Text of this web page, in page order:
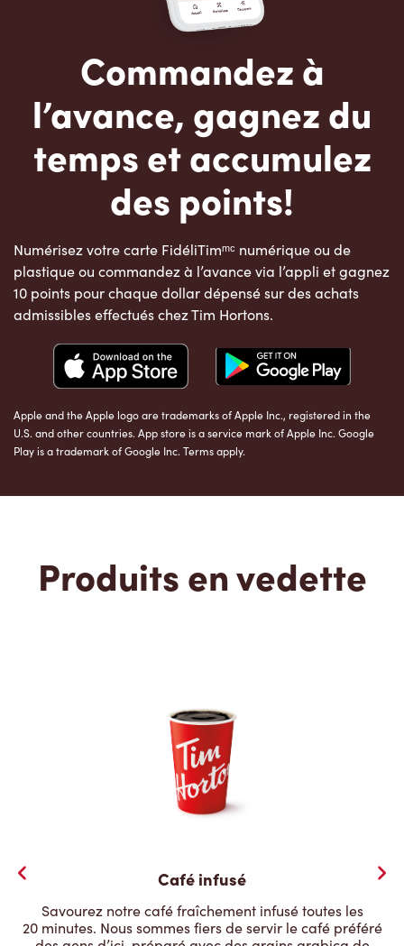
Commandez à
l’avance, gagnez du
temps et accumulez
des points!
Numérisez votre carte FidéliTimᵐᶜ numérique ou de
plastique ou commandez à l’avance via l’appli et gagnez
10 points pour chaque dollar dépensé sur des achats
admissibles effectués chez Tim Hortons.
Apple and the Apple logo are trademarks of Apple Inc., registered in the
U.S. and other countries. App store is a service mark of Apple Inc. Google
Play is a trademark of Google Inc. Terms apply.
Produits en vedette
Café infusé
Savourez notre café fraîchement infusé toutes les
20 minutes. Nous sommes fiers de servir le café préféré